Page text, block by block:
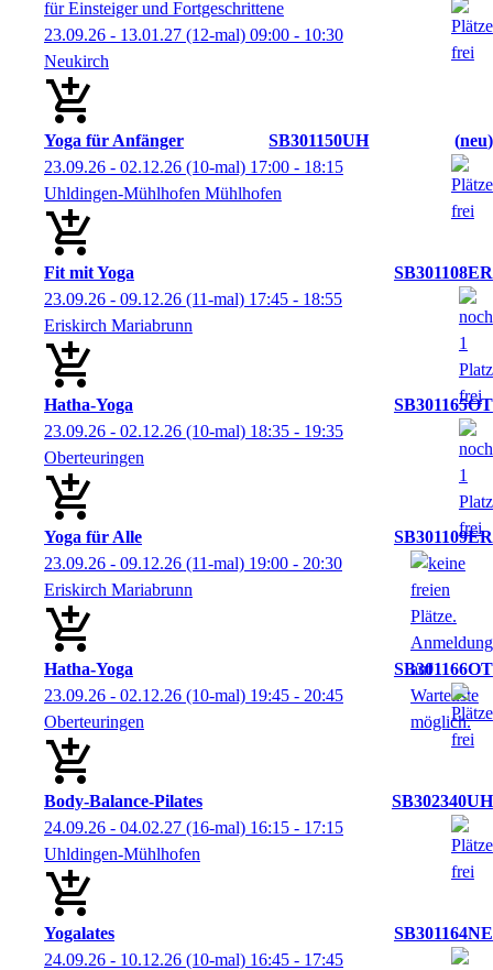
für Einsteiger und Fortgeschrittene
23.09.26 - 13.01.27 (12-mal) 09:00 - 10:30
Neukirch
Yoga für Anfänger SB301150UH
neu
23.09.26 - 02.12.26 (10-mal) 17:00 - 18:15
Uhldingen-Mühlhofen Mühlhofen
Fit mit Yoga
SB301108ER
23.09.26 - 09.12.26 (11-mal) 17:45 - 18:55
Eriskirch Mariabrunn
Hatha-Yoga
SB301165OT
23.09.26 - 02.12.26 (10-mal) 18:35 - 19:35
Oberteuringen
Yoga für Alle
SB301109ER
23.09.26 - 09.12.26 (11-mal) 19:00 - 20:30
Eriskirch Mariabrunn
Hatha-Yoga
SB301166OT
23.09.26 - 02.12.26 (10-mal) 19:45 - 20:45
Oberteuringen
Body-Balance-Pilates
SB302340UH
24.09.26 - 04.02.27 (16-mal) 16:15 - 17:15
Uhldingen-Mühlhofen
Yogalates
SB301164NE
24.09.26 - 10.12.26 (10-mal) 16:45 - 17:45